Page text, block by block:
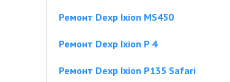
Ремонт Dexp Ixion MS450
Ремонт Dexp Ixion P 4
Ремонт Dexp Ixion P135 Safari